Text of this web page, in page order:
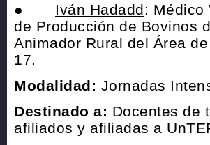
● Iván Hadadd: Médico
de Producción de Bovinos
Animador Rural del Área
17.
Modalidad: Jornadas
Destinado a: Docentes de
afiliados y afiliadas a